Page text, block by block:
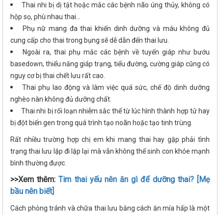
Thai nhi bị dị tật hoặc mắc các bệnh não úng thủy, không có
hộp sọ, phù nhau thai…
Phụ nữ mang đa thai khiến dinh dưỡng và máu không đủ
cung cấp cho thai trong bụng sẽ dễ dẫn đến thai lưu.
Ngoài ra, thai phụ mắc các bệnh về tuyến giáp như bướu
basedown, thiểu năng giáp trạng, tiểu đường, cường giáp cũng có
nguy cơ bị thai chết lưu rất cao.
Thai phụ lao động và làm việc quá sức, chế độ dinh dưỡng
nghèo nàn không đủ dưỡng chất.
Thai nhi bị rối loạn nhiễm sắc thể từ lúc hình thành hợp tử hay
bị đột biến gen trong quá trình tạo noãn hoặc tạo tinh trùng.
Rất nhiều trường hợp chị em khi mang thai hay gặp phải tình
trạng thai lưu lặp đi lặp lại mà vẫn không thể sinh con khỏe mạnh
bình thường được.
>>Xem thêm:Tim thai yếu nên ăn gì để dưỡng thai? [Mẹ
bầu nên biết]
Cách phòng tránh và chữa thai lưu bằng cách ăn mía hấp là một